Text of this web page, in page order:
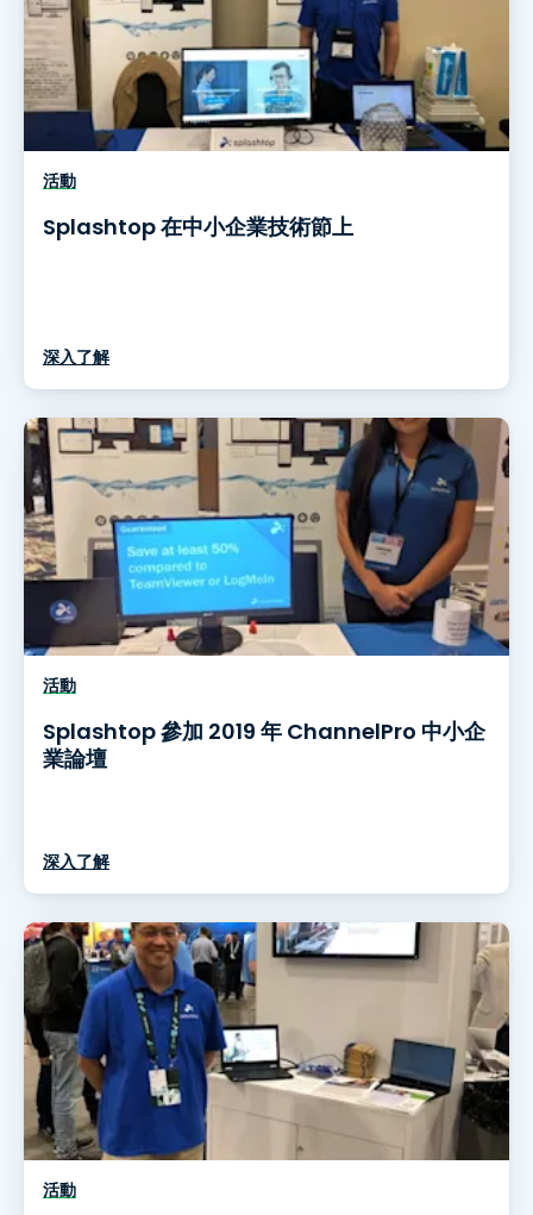
活動
Splashtop 在中小企業技術節上
深入了解
活動
Splashtop 參加 2019 年 ChannelPro 中小企
業論壇
深入了解
活動